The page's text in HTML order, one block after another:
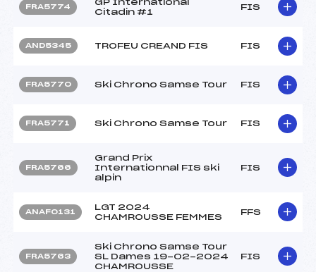
FRA5774
GP International
Citadin #1
FIS
AND5345 TROFEU CREAND FIS FIS
FRA5770 Ski Chrono Samse Tour FIS
FRA5771 Ski Chrono Samse Tour FIS
FRA5766
Grand Prix
Internationnal FIS ski
alpin
FIS
ANAF0131
LGT 2024
CHAMROUSSE FEMMES
FFS
FRA5763
Ski Chrono Samse Tour
SL Dames 19-02-2024
CHAMROUSSE
FIS